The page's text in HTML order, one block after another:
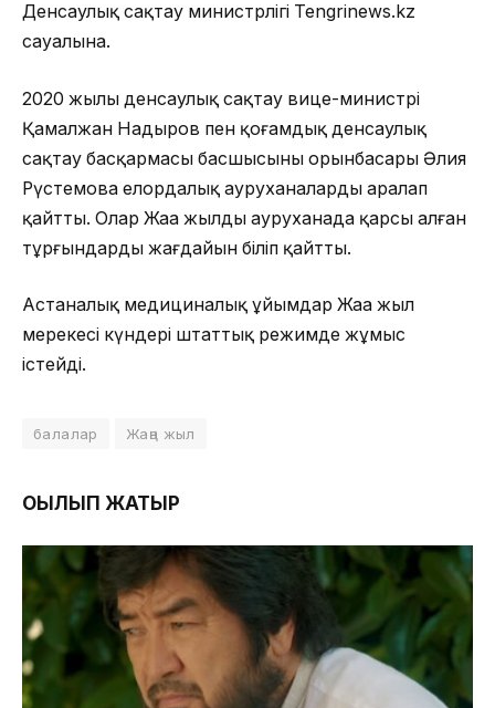
Денсаулық сақтау министрлігі Tengrinews.kz
сауалына.
2020 жылы денсаулық сақтау вице-министрі
Қамалжан Надыров пен қоғамдық денсаулық
сақтау басқармасы басшысының орынбасары Әлия
Рүстемова елордалық ауруханаларды аралап
қайтты. Олар Жаңа жылды ауруханада қарсы алған
тұрғындардың жағдайын біліп қайтты.
Астаналық медициналық ұйымдар Жаңа жыл
мерекесі күндері штаттық режимде жұмыс
істейді.
балалар Жаңа жыл
ОҚЫЛЫП ЖАТЫР